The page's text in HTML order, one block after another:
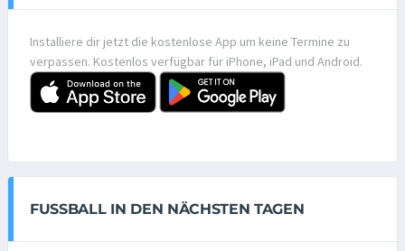
Installiere dir jetzt die kostenlose App um keine Termine zu
verpassen. Kostenlos verfügbar für iPhone, iPad und Android.
FUSSBALL IN DEN NÄCHSTEN TAGEN